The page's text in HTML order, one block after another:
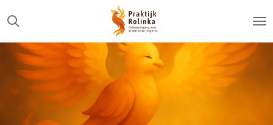
direct
naar
de
hoofdinhoud